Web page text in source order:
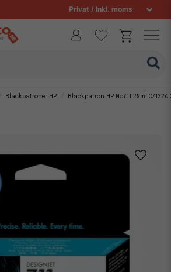
Bläckpatroner HP Bläckpatron HP No711 29ml CZ132A